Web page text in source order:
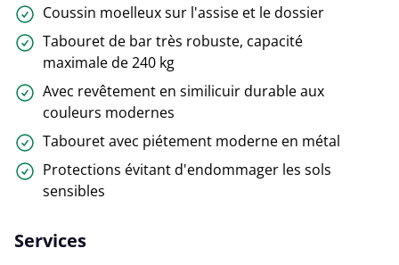
Coussin moelleux sur l'assise et le dossier
Tabouret de bar très robuste, capacité
maximale de 240 kg
Avec revêtement en similicuir durable aux
couleurs modernes
Tabouret avec piétement moderne en métal
Protections évitant d'endommager les sols
sensibles
Services